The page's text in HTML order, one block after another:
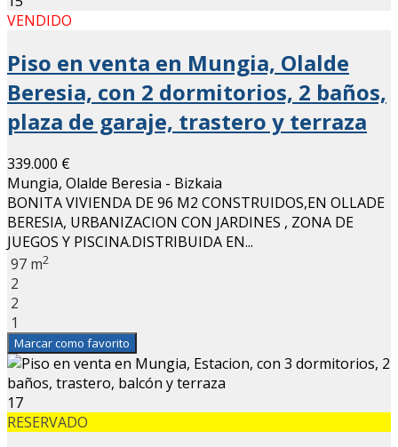
VENDIDO
Piso en venta en Mungia, Olalde
Beresia, con 2 dormitorios, 2 baños,
plaza de garaje, trastero y terraza
339.000 €
Mungia, Olalde Beresia - Bizkaia
BONITA VIVIENDA DE 96 M2 CONSTRUIDOS,EN OLLADE
BERESIA, URBANIZACION CON JARDINES , ZONA DE
JUEGOS Y PISCINA.DISTRIBUIDA EN...
97 m2
2
2
1
Marcar como favorito
17
RESERVADO